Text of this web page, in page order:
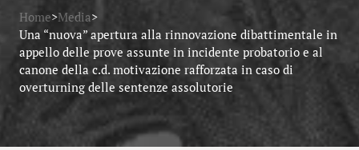
Home>Media>
Una “nuova” apertura alla rinnovazione dibattimentale in
appello delle prove assunte in incidente probatorio e al
canone della c.d. motivazione rafforzata in caso di
overturning delle sentenze assolutorie